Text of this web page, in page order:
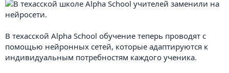
а
В техасской Alpha School обучение теперь проводят с
помощью нейронных сетей, которые адаптируются к
индивидуальным потребностям каждого ученика.